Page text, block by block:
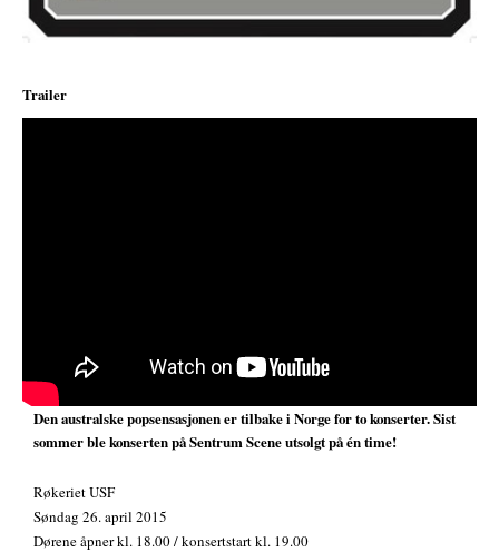
Trailer
Den australske popsensasjonen er tilbake i Norge for to konserter. Sist
sommer ble konserten på Sentrum Scene utsolgt på én time!
Røkeriet USF
Søndag 26. april 2015
Dørene åpner kl. 18.00 / konsertstart kl. 19.00